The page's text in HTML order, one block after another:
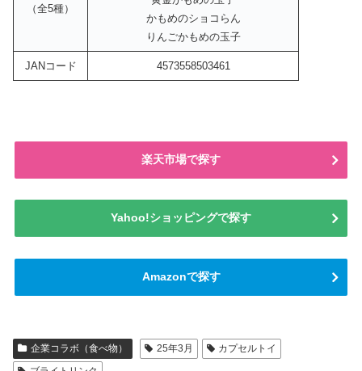
（全5種）
かもめのショコらん
りんごかもめの玉子
JANコード 4573558503461
楽天市場で探す
Yahoo!ショッピングで探す
Amazonで探す
企業コラボ（食べ物） 25年3月
カプセルトイ